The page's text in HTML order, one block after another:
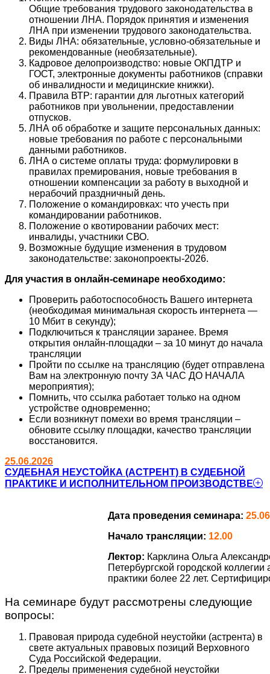
Общие требования трудового законодательства в
отношении ЛНА. Порядок принятия и изменения
ЛНА при изменении трудового законодательства.
Виды ЛНА: обязательные, условно-обязательные и
рекомендованные (необязательные).
Кадровое делопроизводство: новые ОКПДТР и
ГОСТ, электронные документы работников (справки
об инвалидности и медицинские книжки).
Правила ВТР: гарантии для льготных категорий
работников при увольнении, предоставлении
отпусков.
ЛНА об обработке и защите персональных данных:
новые требования по работе с персональными
данными работников.
ЛНА о системе оплаты труда: формулировки в
правилах премирования, новые требования в
отношении компенсации за работу в выходной и
нерабочий праздничный день.
Положение о командировках: что учесть при
командировании работников.
Положение о квотировании рабочих мест:
инвалиды, участники СВО.
Возможные будущие изменения в трудовом
законодательстве: законопроекты-2026.
Для участия в онлайн-семинаре необходимо:
Проверить работоспособность Вашего интернета
(необходимая минимальная скорость интернета —
10 Мбит в секунду);
Подключиться к трансляции заранее. Время
открытия онлайн-площадки – за 10 минут до начала
трансляции
Пройти по ссылке на трансляцию (будет отправлена
Вам на электронную почту ЗА ЧАС ДО НАЧАЛА
мероприятия);
Помнить, что ссылка работает только на одном
устройстве одновременно;
Если возникнут помехи во время трансляции –
обновите ссылку площадки, качество трансляции
восстановится.
25.06.2026
СУДЕБНАЯ НЕУСТОЙКА (АСТРЕНТ) В СУДЕБНОЙ
ПРАКТИКЕ И ИСПОЛНИТЕЛЬНОМ ПРОИЗВОДСТВЕ
Дата проведения семинара:
Начало трансляции: 12.00
Лектор: Карклина Ольга
Петербургской городской
практики более 22 лет.
На семинаре будут рассмотрены следующие
вопросы:
Правовая природа судебной неустойки (астрента) в
свете актуальных правовых позиций Верховного
Суда Российской Федерации.
Пределы применения судебной неустойки